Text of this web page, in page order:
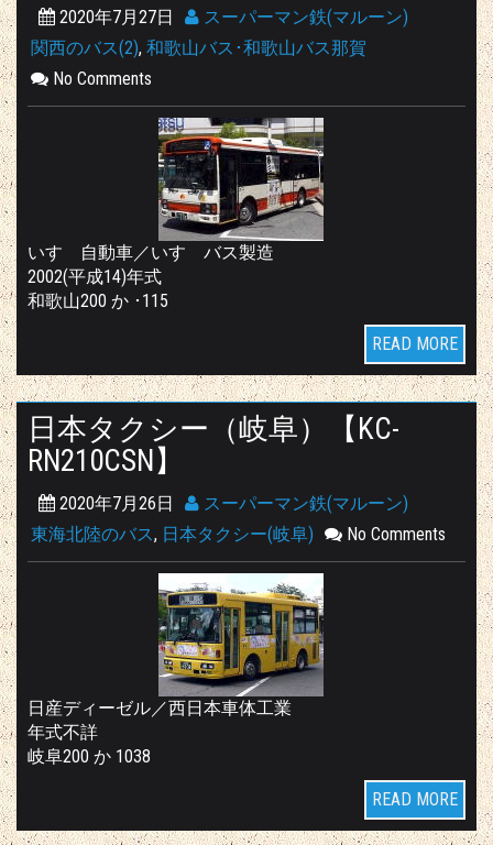
2020年7月27日
スーパーマン鉄(マルーン)
関西のバス(2), 和歌山バス･和歌山バス那賀
No Comments
いすゞ自動車／いすゞバス製造
2002(平成14)年式
和歌山200 か ･115
READ MORE
日本タクシー（岐阜）【KC-
RN210CSN】
2020年7月26日
スーパーマン鉄(マルーン)
東海北陸のバス, 日本タクシー(岐阜) No Comments
日産ディーゼル／西日本車体工業
年式不詳
岐阜200 か 1038
READ MORE